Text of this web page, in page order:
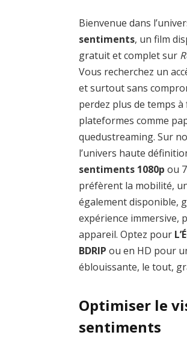
Bienvenue dans
sentiments, un film
gratuit et complet sur
Vous recherchez un
et surtout sans
perdez plus de temps
plateformes comme
quedustreaming. Sur
l’univers haute
sentiments 1080p ou
préfèrent la mobilité,
également disponible,
expérience immersive,
appareil. Optez pour
BDRIP ou en HD pour
éblouissante, le tout,
Optimiser le
sentiments